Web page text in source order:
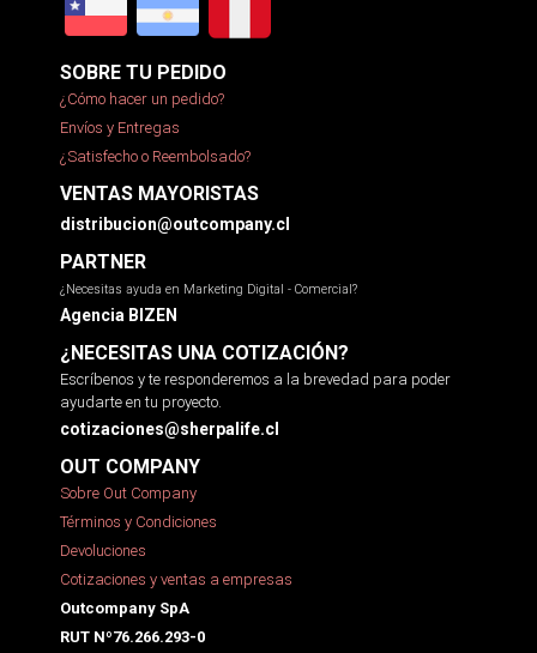
SOBRE TU PEDIDO
¿Cómo hacer un pedido?
Envíos y Entregas
¿Satisfecho o Reembolsado?
VENTAS MAYORISTAS
distribucion@outcompany.cl
PARTNER
¿Necesitas ayuda en Marketing Digital - Comercial?
Agencia BIZEN
¿NECESITAS UNA COTIZACIÓN?
Escríbenos y te responderemos a la brevedad para poder
ayudarte en tu proyecto.
cotizaciones@sherpalife.cl
OUT COMPANY
Sobre Out Company
Términos y Condiciones
Devoluciones
Cotizaciones y ventas a empresas
Outcompany SpA
RUT Nº76.266.293-0